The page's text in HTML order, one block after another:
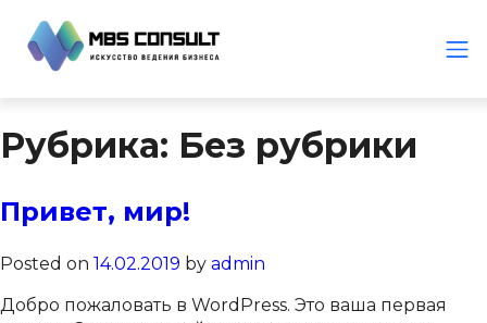
Рубрика: Без рубрики
Привет, мир!
Posted on 14.02.2019 by admin
Добро пожаловать в WordPress. Это ваша первая